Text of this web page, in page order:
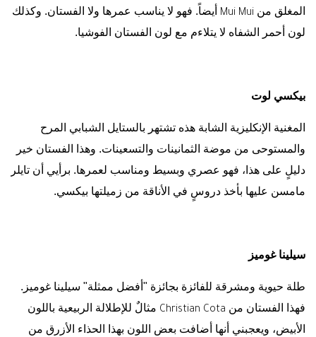
المغلق من Mui Mui أيضاً. فهو لا يناسب عمرها ولا الفستان. وكذلك
لون أحمر الشفاه لا يتلاءم مع لون الفستان الفوشيا.
بيكسي لوت
المغنية الإنكليزية الشابة هذه تشتهر بالستايل الشبابي المرح
والمستوحى من موضة الثمانينات والتسعينات. وهذا الفستان خير
دليلٍ على هذا، فهو عصري وبسيط ومناسب لعمرها. برأيي أن تايلر
مامسن عليها بأخذ دروسٍ في الأناقة من زميلتها بيكسي.
سيلينا غوميز
طلة حيوية ومشرقة للفائزة بجائزة "أفضل ممثلة" سيلينا غوميز.
فهذا الفستان من Christian Cota مثالٌ للإطلالة الربيعية باللون
الأبيض، ويعجبني أنها أضافت بعض اللون بهذا الحذاء الأزرق من